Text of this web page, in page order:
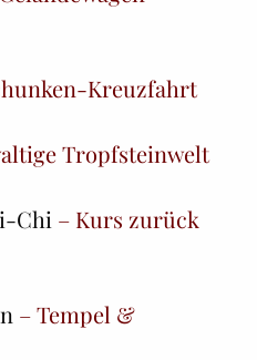
Kreuzfahrt
Tropfsteinwelt
Chi – Kurs zurück
– Tempel &